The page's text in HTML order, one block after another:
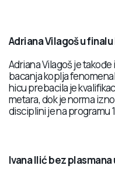
Adriana Vilagoš u
Adriana Vilagoš je
bacanja koplja
hicu prebacila je
metara, dok je norma
disciplini je na programu
Ivana Ilić bez